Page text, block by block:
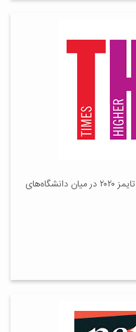
کسب رتبه دوم دانشگاه کاشان در رتبه بندی تایمز ۲۰۲۰ در میان دانشگاه‌های